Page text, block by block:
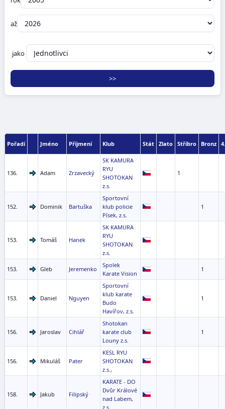
až
jako
Pořadí Jméno Příjmení Klub Stát Zlato Stříbro Bronz 4.
136. Adam Zrzavecký
SK KAMURA
RYU
SHOTOKAN
z.s.
1
152. Dominik Bartuška
Sportovní
klub policie
Písek, z.s.
1
153. Tomáš Hanek
SK KAMURA
RYU
SHOTOKAN
z.s.
153. Gleb Jeremenko
Spolek
Karate Vision
1
153. Daniel Nguyen
Sportovní
klub karate
Budo
Havířov, z.s.
1
156. Jaroslav Cihlář
Shotokan
karate club
Louny z.s.
1
156. Mikuláš Pater
KESL RYU
SHOTOKAN
z.s.,
158. Jakub Filipský
KARATE - DO
Dvůr Králové
nad Labem,
z.s.